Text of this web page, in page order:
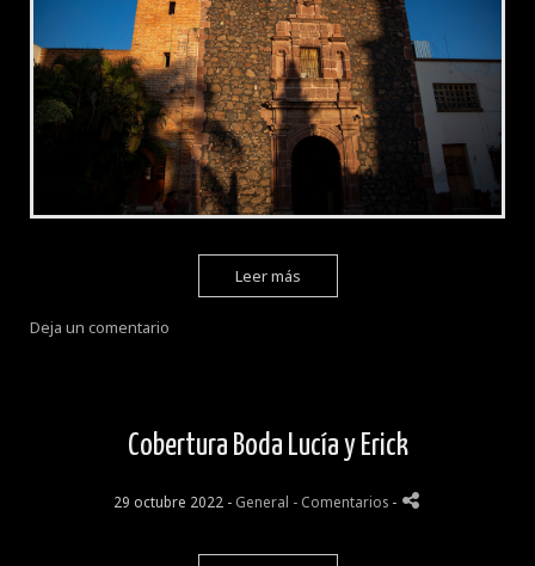
Leer más
Deja un comentario
Cobertura Boda Lucía y Erick
29 octubre 2022 - General - Comentarios -